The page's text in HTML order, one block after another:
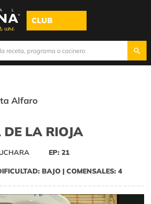
CLUB
Alfaro
DE LA RIOJA
EP: 21
BAJO | COMENSALES: 4